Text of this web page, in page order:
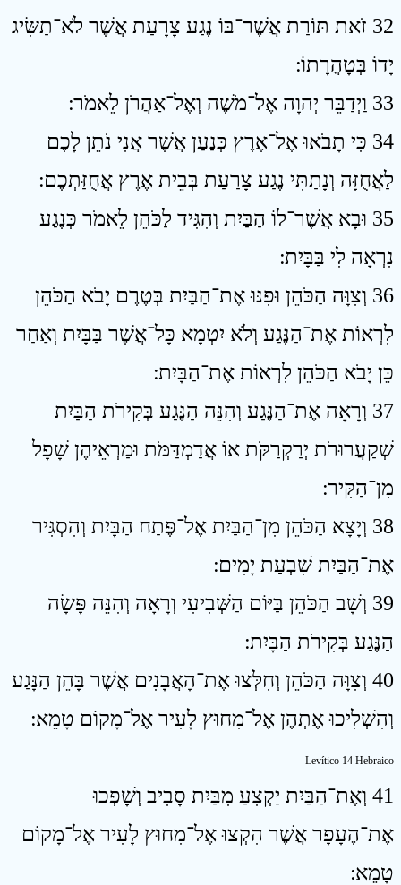
32 זֹאת תּוֹרַת אֲשֶׁר־בּוֹ נֶגַע צָרָעַת אֲשֶׁר לֹא־תַשִּׂיג
יָדוֹ בְּטָהֳרָתוֹ ׃
33 וַיְדַבֵּר יְהוָה אֶל־מֹשֶׁה וְאֶל־אַהֲרֹן לֵאמֹר ׃
34 כִּי תָבֹאוּ אֶל־אֶרֶץ כְּנַעַן אֲשֶׁר אֲנִי נֹתֵן לָכֶם
לַאֲחֻזָּה וְנָתַתִּי נֶגַע צָרַעַת בְּבֵית אֶרֶץ אֲחֻזַּתְכֶם ׃
35 וּבָא אֲשֶׁר־לוֹ הַבַּיִת וְהִגִּיד לַכֹּהֵן לֵאמֹר כְּנֶגַע
נִרְאָה לִי בַּבָּיִת ׃
36 וְצִוָּה הַכֹּהֵן וּפִנּוּ אֶת־הַבַּיִת בְּטֶרֶם יָבֹא הַכֹּהֵן
לִרְאוֹת אֶת־הַנֶּגַע וְלֹא יִטְמָא כָּל־אֲשֶׁר בַּבָּיִת וְאַחַר
כֵּן יָבֹא הַכֹּהֵן לִרְאוֹת אֶת־הַבָּיִת ׃
37 וְרָאָה אֶת־הַנֶּגַע וְהִנֵּה הַנֶּגַע בְּקִירֹת הַבַּיִת
שְׁקַעֲרוּרֹת יְרַקְרַקֹּת אוֹ אֲדַמְדַּמֹּת וּמַרְאֵיהֶן שָׁפָל
מִן־הַקִּיר ׃
38 וְיָצָא הַכֹּהֵן מִן־הַבַּיִת אֶל־פֶּתַח הַבָּיִת וְהִסְגִּיר
אֶת־הַבַּיִת שִׁבְעַת יָמִים ׃
39 וְשָׁב הַכֹּהֵן בַּיּוֹם הַשְּׁבִיעִי וְרָאָה וְהִנֵּה פָּשָׂה
הַנֶּגַע בְּקִירֹת הַבָּיִת ׃
40 וְצִוָּה הַכֹּהֵן וְחִלְּצוּ אֶת־הָאֲבָנִים אֲשֶׁר בָּהֵן הַנָּגַע
וְהִשְׁלִיכוּ אֶתְהֶן אֶל־מִחוּץ לָעִיר אֶל־מָקוֹם טָמֵא ׃
Levítico 14 Hebraico
41 וְאֶת־הַבַּיִת יַקְצִעַ מִבַּיִת סָבִיב וְשָׁפְכוּ
אֶת־הֶעָפָר אֲשֶׁר הִקְצוּ אֶל־מִחוּץ לָעִיר אֶל־מָקוֹם
טָמֵא ׃